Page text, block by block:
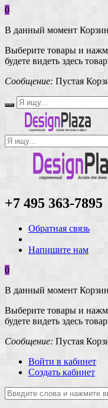
0
В данный момент
Выберите товары и
будете видеть здесь
Сообщение: Пустая
+7 495 363-7895
Обратная связь
Напишите нам
0
В данный момент
Выберите товары и
будете видеть здесь
Сообщение: Пустая
Войти в кабинет
Создать кабинет